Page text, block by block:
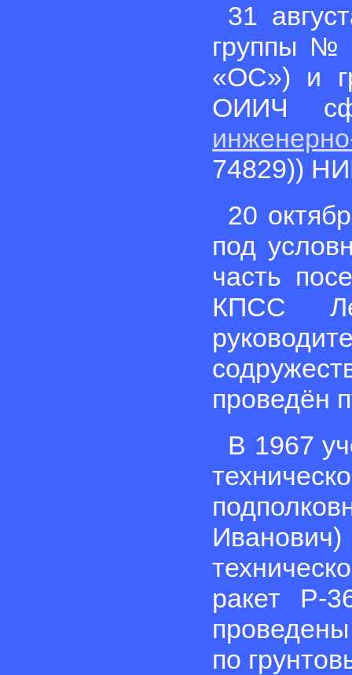
31
группы №
«ОС») и
ОИИЧ
74829))
20
под
часть
КПСС
проведён
В 1967
ракет Р-
по